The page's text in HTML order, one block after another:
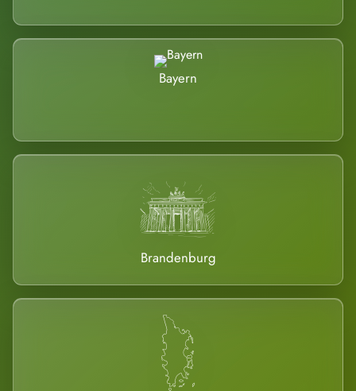
Bayern
Brandenburg